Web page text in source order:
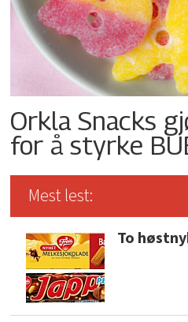
Orkla Snacks
for å styrke
Mest lest:
To